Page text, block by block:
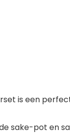
is een
sake-pot en